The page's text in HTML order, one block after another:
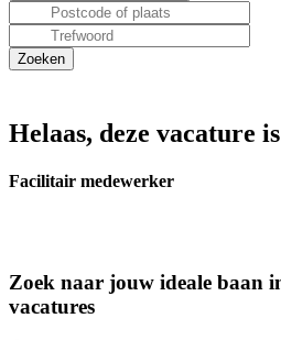
Helaas, deze vacature
Facilitair medewerker
Zoek naar jouw ideale baan
vacatures